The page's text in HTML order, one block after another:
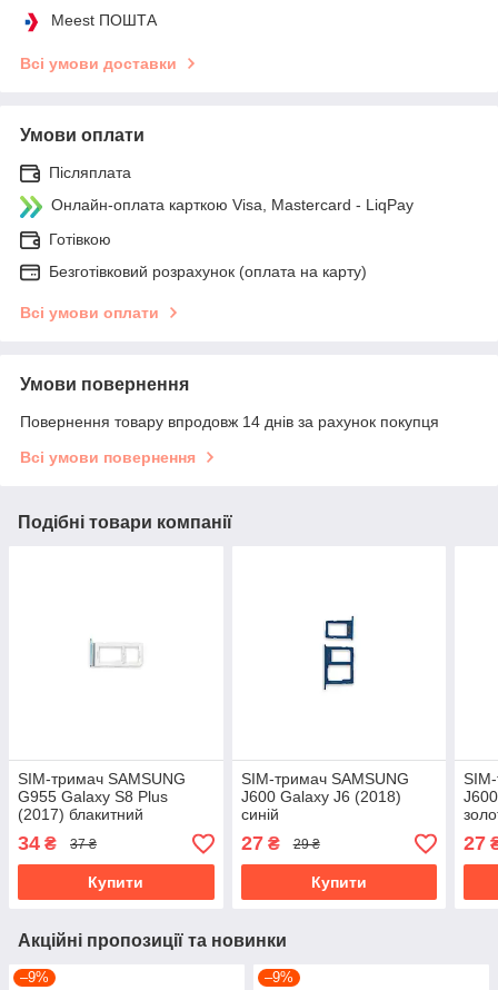
Meest ПОШТА
Всі умови доставки
Умови оплати
Післяплата
Онлайн-оплата карткою Visa, Mastercard - LiqPay
Готівкою
Безготівковий розрахунок (оплата на карту)
Всі умови оплати
Умови повернення
Повернення товару впродовж 14 днів за рахунок покупця
Всі умови повернення
Подібні товари компанії
SIM-тримач SAMSUNG
G955 Galaxy S8 Plus
(2017) блакитний
34 ₴ 37 ₴
Купити
SIM-тримач SAMSUNG
J600 Galaxy J6 (2018)
синій
27₴ 29 ₴
Купити
27
Акційні пропозиції та новинки
–9% –9%